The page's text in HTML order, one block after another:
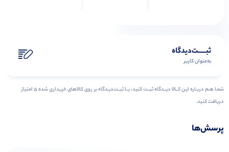
ثبـــــت‌دیدگاه
به‌عنوان کاربر
شمـا هـم دربـاره ایـن کــالا دیــدگاه ثبــت کنید، بــا ثبــت‌دیـدگاه بر روی کالاهای خریداری شده ۵ امتیاز
دریافت کنید.
پرسش‌ها